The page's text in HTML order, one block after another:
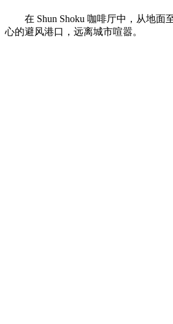
在 Shun Shoku 咖啡厅中，从地
心的避风港口，远离城市喧嚣。